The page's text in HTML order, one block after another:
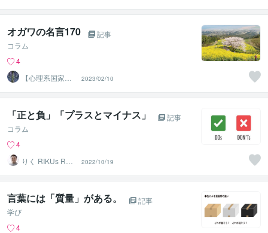
トする
オガワの名言170
記事
コラム
4
【心理系国家資
格有】カウンセ
ラー おがわ
2023/02/10
「正と負」「プラスとマイナス」
記事
コラム
4
りく RIKUs ROO
M
2022/10/19
言葉には「質量」がある。
記事
学び
4